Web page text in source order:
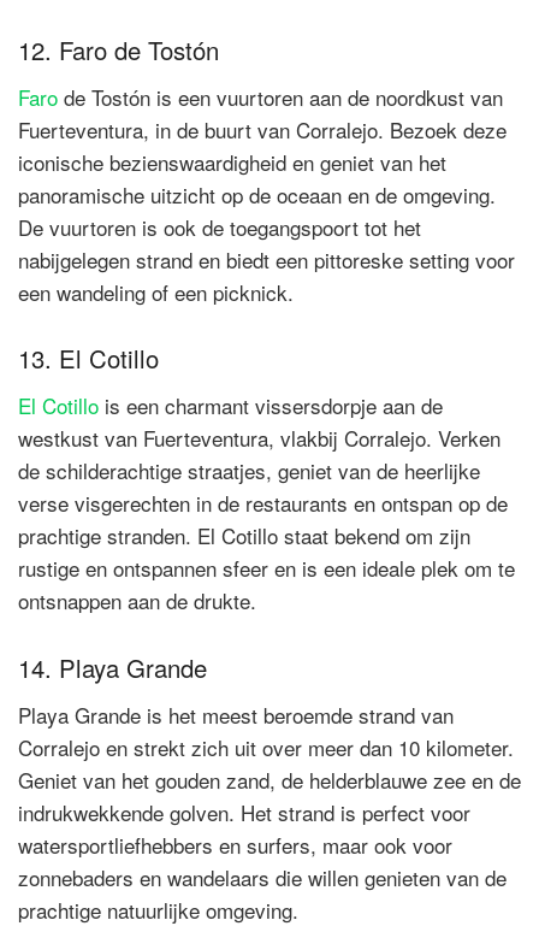
12. Faro de Tostón
Faro de Tostón is een vuurtoren aan de noordkust van
Fuerteventura, in de buurt van Corralejo. Bezoek deze
iconische bezienswaardigheid en geniet van het
panoramische uitzicht op de oceaan en de omgeving.
De vuurtoren is ook de toegangspoort tot het
nabijgelegen strand en biedt een pittoreske setting voor
een wandeling of een picknick.
13. El Cotillo
El Cotillo is een charmant vissersdorpje aan de
westkust van Fuerteventura, vlakbij Corralejo. Verken
de schilderachtige straatjes, geniet van de heerlijke
verse visgerechten in de restaurants en ontspan op de
prachtige stranden. El Cotillo staat bekend om zijn
rustige en ontspannen sfeer en is een ideale plek om te
ontsnappen aan de drukte.
14. Playa Grande
Playa Grande is het meest beroemde strand van
Corralejo en strekt zich uit over meer dan 10 kilometer.
Geniet van het gouden zand, de helderblauwe zee en de
indrukwekkende golven. Het strand is perfect voor
watersportliefhebbers en surfers, maar ook voor
zonnebaders en wandelaars die willen genieten van de
prachtige natuurlijke omgeving.